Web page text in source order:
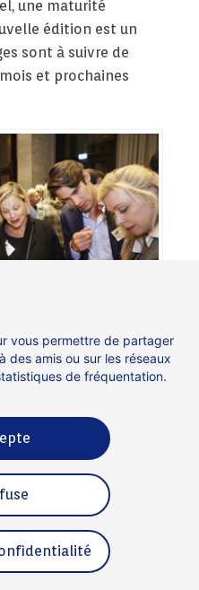
une maturité
édition est un
sont à suivre de
et prochaines
Yves
vous permettre de partager
des amis ou sur les réseaux
de fréquentation.